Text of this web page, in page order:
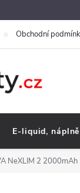
Obchodní
E-liquid, náplně
NeXLIM 2